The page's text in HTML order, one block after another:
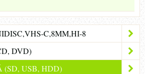
C,8MM,HI-8
DVD)
(SD, USB, HDD)